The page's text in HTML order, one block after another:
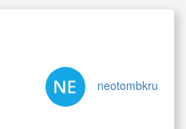
neotombkru